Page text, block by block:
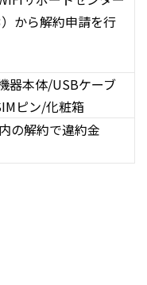
）から解約申請を行
本体/USBケーブ
ピン/化粧箱
解約で違約金